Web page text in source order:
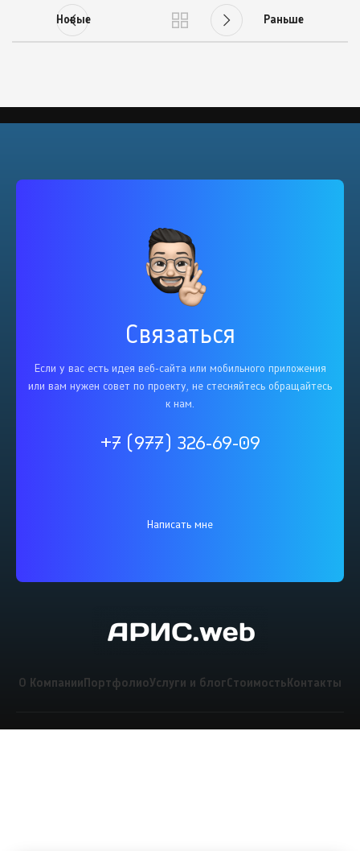
Новые Раньше
Связаться
Если у вас есть идея веб-сайта или мобильного приложения
или вам нужен совет по проекту, не стесняйтесь обращайтесь
к нам.
+7 (977) 326-69-09
Написать мне
О Компании ПортфолиоУслуги и блогСтоимость Контакты